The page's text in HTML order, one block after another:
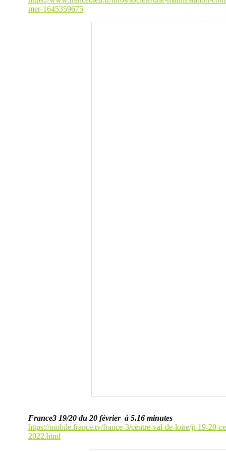
mer-1645359675
France3 19/20 du 20 février à 5.16 minutes
https://mobile.france.tv/france-3/centre-val-de-loire/jt-19-20-
2022.html